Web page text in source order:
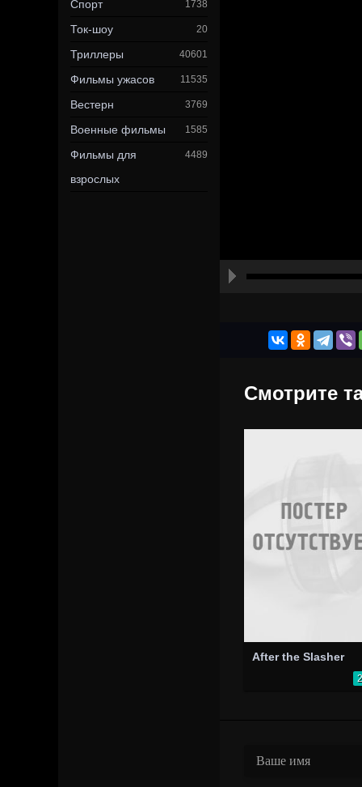
Спорт 1738
Ток-шоу 20
Триллеры 40601
Фильмы ужасов 11535
Вестерн 3769
Военные фильмы 1585
Фильмы для
взрослых
4489
Смотрите
After the Slasher